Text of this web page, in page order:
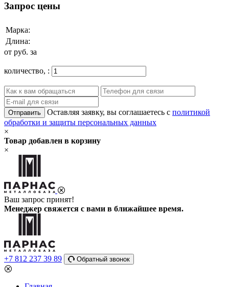
Запрос цены
Марка:
Длина:
от руб. за
количество, :
Отправить Оставляя заявку, вы соглашаетесь с политикой
обработки и защиты персональных данных
×
Товар добавлен в корзину
×
Ваш запрос принят!
Менеджер свяжется с вами в ближайшее время.
+7 812 237 39 89 Обратный звонок